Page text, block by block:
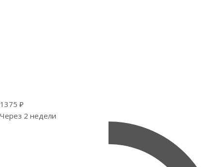
1375 ₽
Через 2 недели